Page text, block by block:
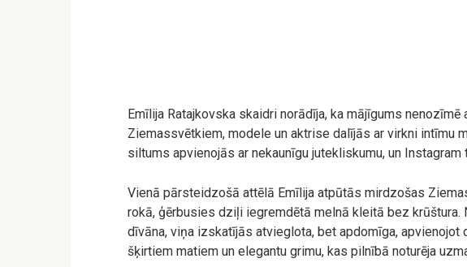
Emīlija Ratajkovska skaidri norādīja, ka mājīgums
Ziemassvētkiem, modele un aktrise dalījās ar virkni intīmu
siltums apvienojās ar nekaunīgu jutekliskumu, un Instagram
Vienā pārsteidzošā attēlā Emīlija atpūtās mirdzošas
rokā, ģērbusies dziļi iegremdētā melnā kleitā bez
dīvāna, viņa izskatījās atvieglota, bet apdomīga,
šķirtiem matiem un elegantu grimu, kas pilnībā noturēja